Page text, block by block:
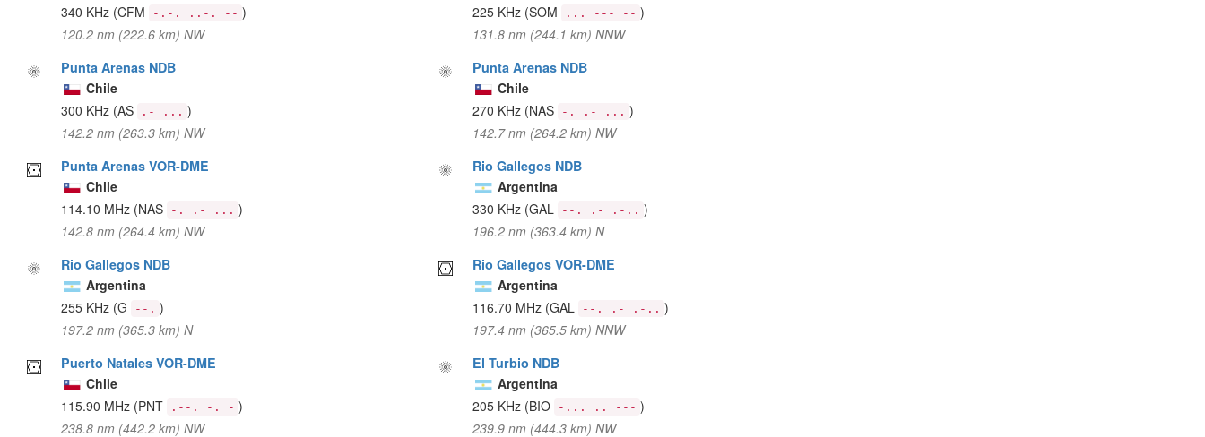
340 KHz (CFM -.-. ..-. -- )
120.2 nm (222.6 km) NW
225 KHz (SOM ... --- -- )
131.8 nm (244.1 km) NNW
Punta Arenas NDB
Chile
300 KHz (AS .- ... )
142.2 nm (263.3 km) NW
Punta Arenas NDB
Chile
270 KHz (NAS -. .- ... )
142.7 nm (264.2 km) NW
Punta Arenas VOR-DME
Chile
114.10 MHz (NAS -. .- ... )
142.8 nm (264.4 km) NW
Rio Gallegos NDB
Argentina
330 KHz (GAL --. .- .-.. )
196.2 nm (363.4 km) N
Rio Gallegos NDB
Argentina
255 KHz (G --. )
197.2 nm (365.3 km) N
Rio Gallegos VOR-DME
Argentina
116.70 MHz (GAL --. .- .-.. )
197.4 nm (365.5 km) NNW
Puerto Natales VOR-DME
Chile
115.90 MHz (PNT .--. -. - )
238.8 nm (442.2 km) NW
El Turbio NDB
Argentina
205 KHz (BIO -... .. --- )
239.9 nm (444.3 km) NW